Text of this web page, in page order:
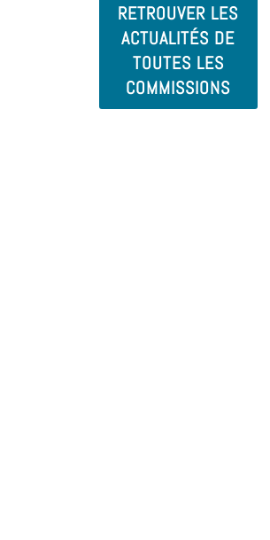
RETROUVER LES
ACTUALITÉS DE
TOUTES LES
COMMISSIONS